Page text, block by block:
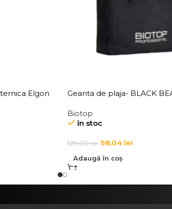
Elgon
Geanta de plaja- BLACK
Biotop
în stoc
129,00lei 98,04 lei
Adaugă în coș